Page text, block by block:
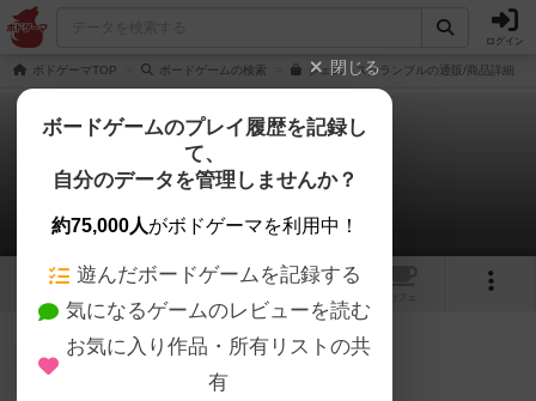
ログイン
ボドゲーマTOP ボードゲームの検索 ジェム スクランブルの通販/商品詳細
ジェム スクランブル
1件のルール/インスト
8 1 3
61名 0
たまご
閉じる
ボードゲームのプレイ履歴を記録し
て、
自分のデータを管理しませんか？
約75,000人がボドゲーマを利用中！
遊んだボードゲームを記録する
気になるゲームのレビューを読む
お気に入り作品・所有リストの共
有